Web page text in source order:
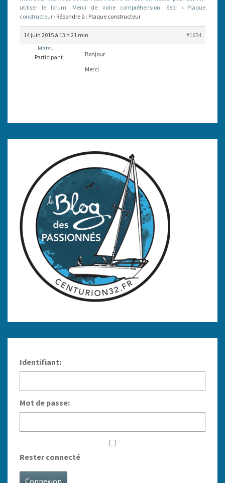
utiliser le forum. Merci de votre compréhension. Seb!
›
Plaque
constructeur › Répondre à : Plaque constructeur
14 juin 2015 à 13 h 21 min
#1654
Matsu
Participant
Bonjour
Merci
Identifiant:
Mot de passe:
Rester connecté
Connexion